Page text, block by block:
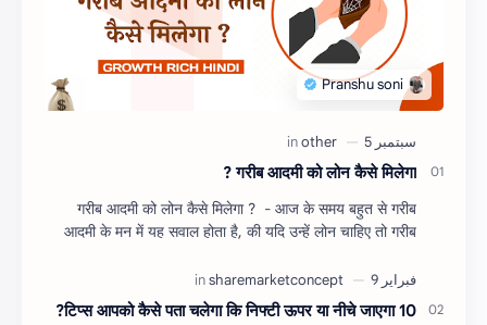
गरीब आदमी को लोन कैसे मिलेगा ?
गरीब आदमी को लोन कैसे मिलेगा ? - आज के समय बहुत से गरीब
आदमी के मन में यह सवाल होता है, की यदि उन्हें लोन चाहिए तो गरीब
10 टिप्स आपको कैसे पता चलेगा कि निफ्टी ऊपर या नीचे जाएगा?